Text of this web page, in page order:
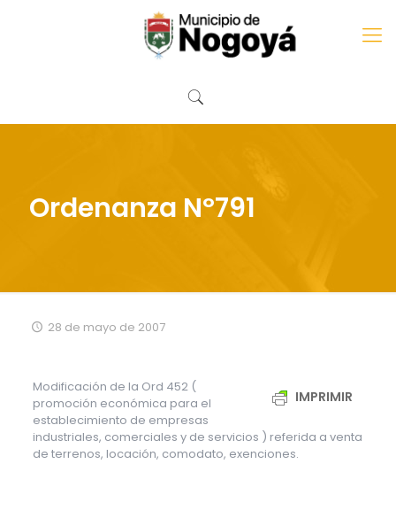
Ordenanza Nº791
28 de mayo de 2007
IMPRIMIR
Modificación de la Ord 452 (
promoción económica para el
establecimiento de empresas
industriales, comerciales y de servicios ) referida a venta
de terrenos, locación, comodato, exenciones.